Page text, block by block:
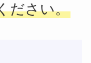
ださい。